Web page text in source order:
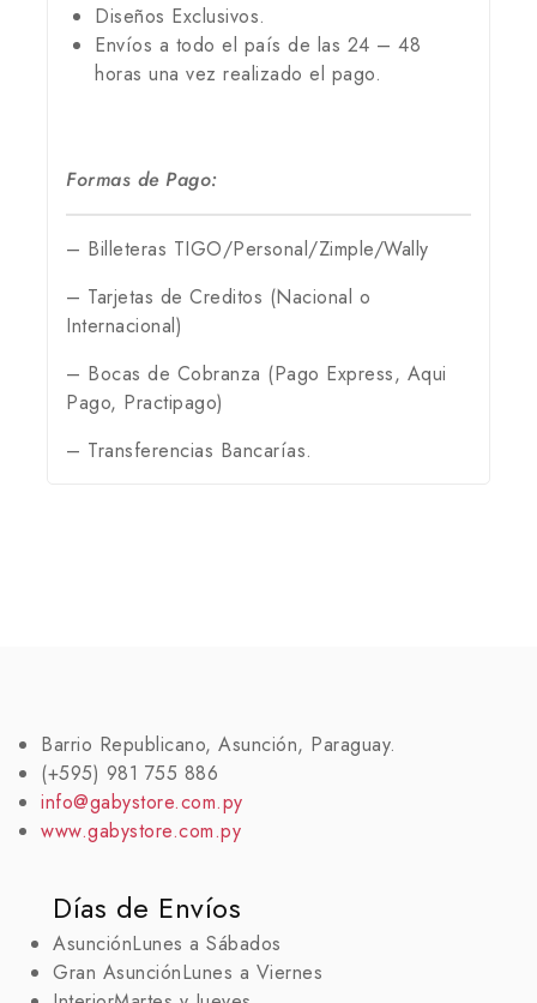
Diseños Exclusivos.
Envíos a todo el país de las 24 – 48
horas una vez realizado el pago.
Formas de Pago:
– Billeteras TIGO/Personal/Zimple/Wally
– Tarjetas de Creditos (Nacional o
Internacional)
– Bocas de Cobranza (Pago Express, Aqui
Pago, Practipago)
– Transferencias Bancarías.
Barrio Republicano, Asunción, Paraguay.
(+595) 981 755 886
info@gabystore.com.py
www.gabystore.com.py
Días de Envíos
AsunciónLunes a Sábados
Gran AsunciónLunes a Viernes